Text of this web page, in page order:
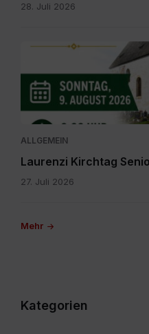
28. Juli 2026
IMG-
WA0000.jpg
ALLGEMEIN
Laurenzi Kirchtag
27. Juli 2026
Mehr
Kategorien